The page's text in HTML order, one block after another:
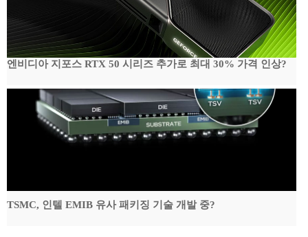
엔비디아 지포스 RTX 50 시리즈 추가로 최대 30% 가격 인상?
TSMC, 인텔 EMIB 유사 패키징 기술 개발 중?